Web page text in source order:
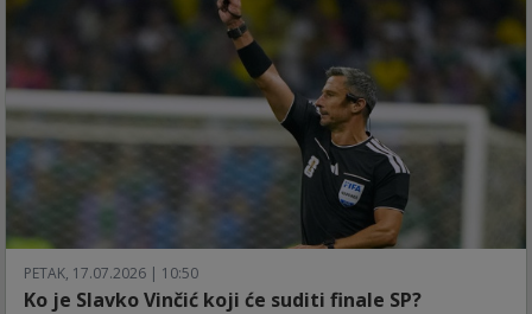
PETAK, 17.07.2026 | 10:50
Ko je Slavko Vinčić koji će suditi finale SP?